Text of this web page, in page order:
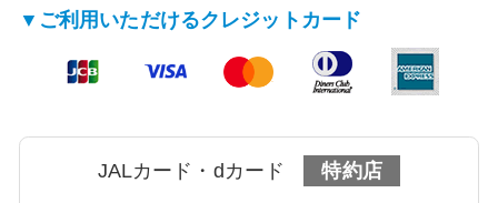
▼ご利用いただけるクレジットカード
JALカード・dカード 特約店